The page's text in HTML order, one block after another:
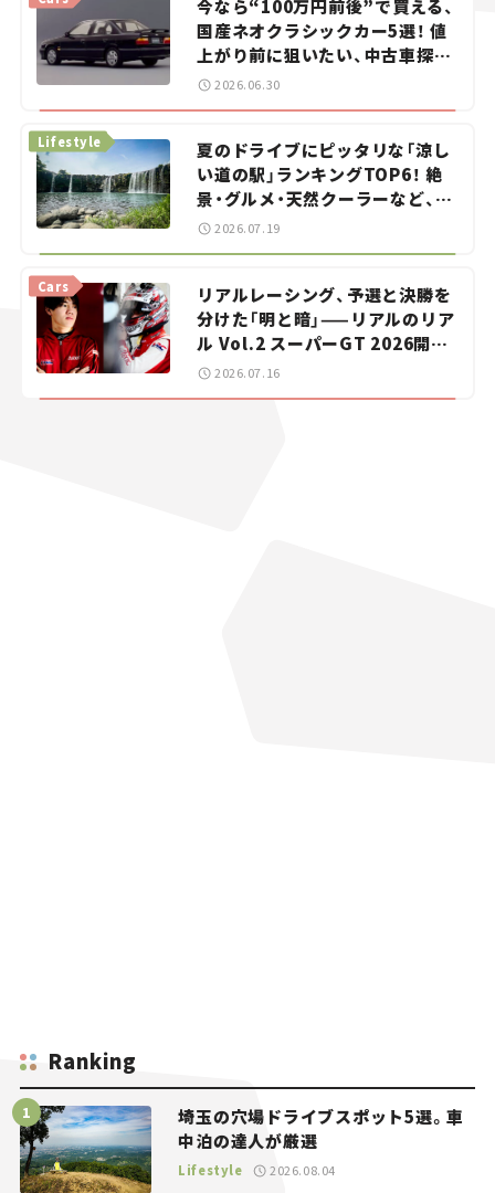
今なら“100万円前後”で買える、
国産ネオクラシックカー5選！ 値
上がり前に狙いたい、中古車探し
をお手伝い――ちょっとイケてるマ
2026.06.30
夏のドライブにピッタリな「涼し
い道の駅」ランキングTOP6！ 絶
景・グルメ・天然クーラーなど、避
暑におすすめのスポットを紹介
【道の駅マニアの推し駅ガイド】
Lifestyle
2026.07.19
リアルレーシング、予選と決勝を
分けた「明と暗」——リアルのリア
ル Vol.2 スーパーGT 2026開幕
戦 岡山国際サーキット
Cars
2026.07.16
Ranking
埼玉の穴場ドライブスポット5選。車
中泊の達人が厳選
Lifestyle 2026.08.04